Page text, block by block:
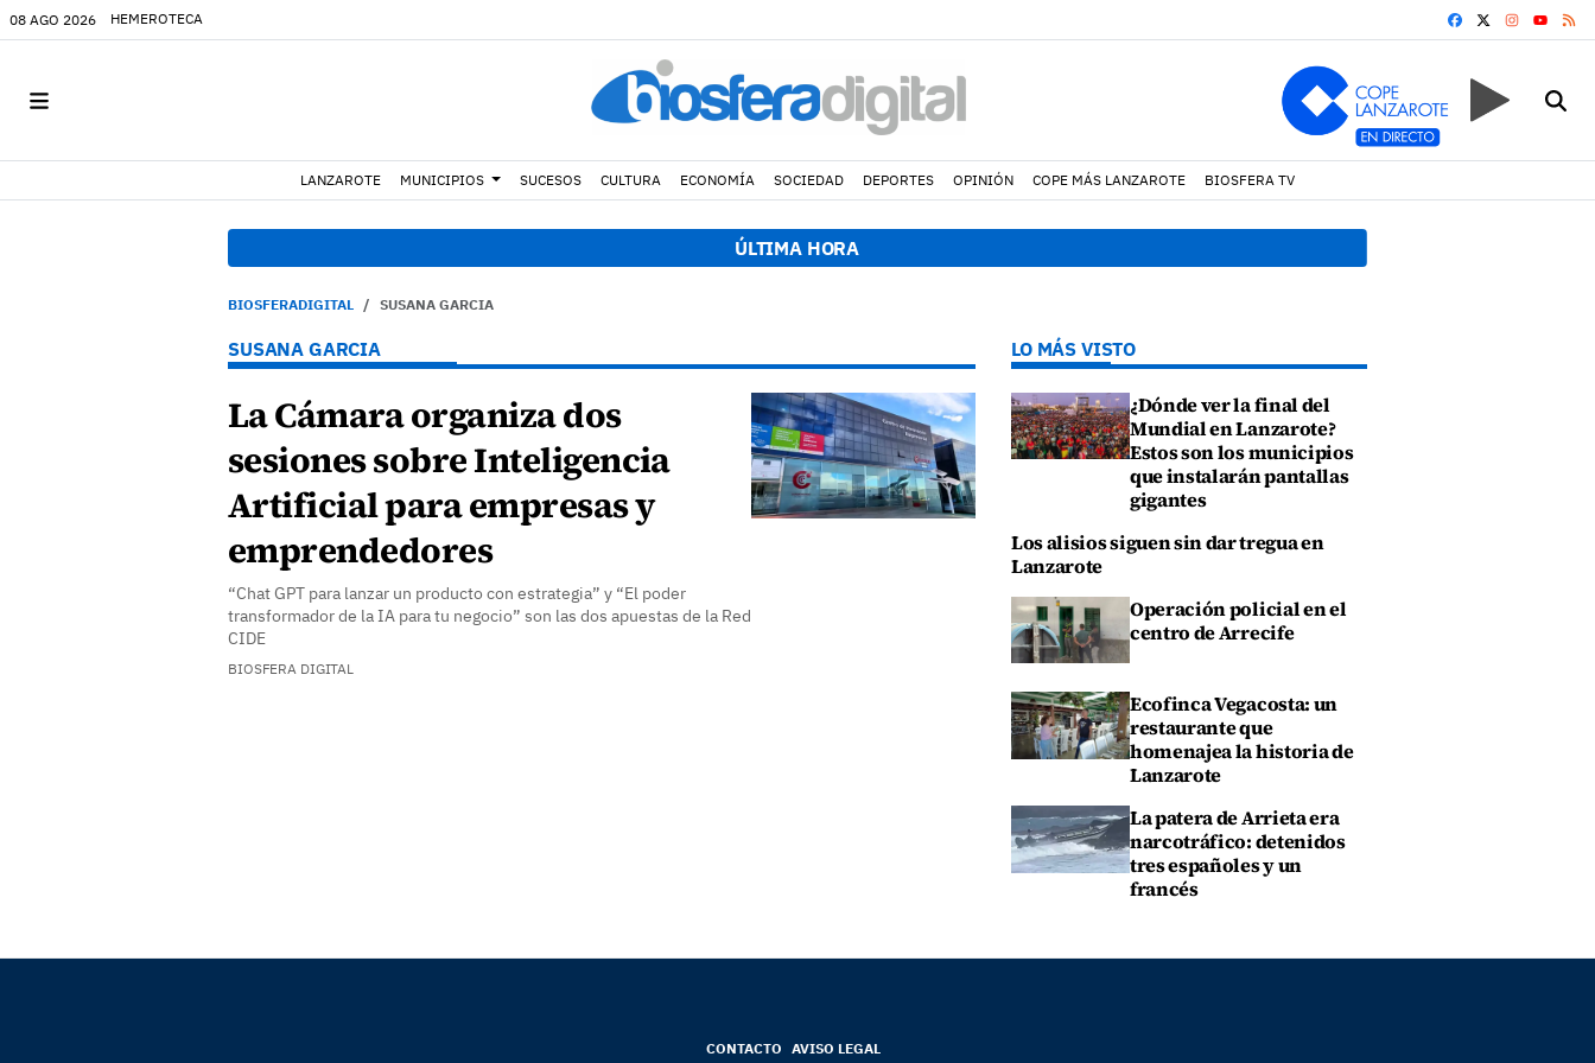
08 AGO 2026 HEMEROTECA FACEBOOK
YOUTUBE
LANZAROTE MUNICIPIOS SUCESOS CULTURA ECONOMÍA SOCIEDAD DEPORTES OPINIÓN COPE MÁS LANZAROTE BIOSFERA TV
ÚLTIMA HORA
08:49 h.Avistados pollos jóvenes de corredor sahariano y episodios de cortejo de hubara cerca del rally de
BIOSFERADIGITAL SUSANA GARCIA
SUSANA GARCIA
La Cámara organiza dos
sesiones sobre Inteligencia
Artificial para empresas y
emprendedores
“Chat GPT para lanzar un producto con estrategia” y “El poder
transformador de la IA para tu negocio” son las dos apuestas de la Red
CIDE
BIOSFERA DIGITAL
LO MÁS VISTO
¿Dónde ver la final del
Mundial en Lanzarote?
Estos son los municipios
que instalarán pantallas
gigantes
Los alisios siguen sin dar tregua en
Lanzarote
Operación policial en el
centro de Arrecife
Ecofinca Vegacosta: un
restaurante que
homenajea la historia de
Lanzarote
La patera de Arrieta era
narcotráfico: detenidos
tres españoles y un
francés
CONTACTO AVISO LEGAL